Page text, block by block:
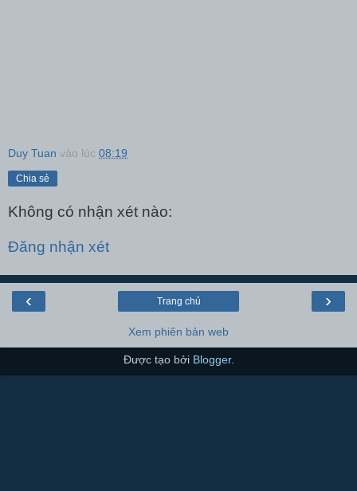
Duy Tuan vào lúc 08:19
Chia sẻ
Không có nhận xét nào:
Đăng nhận xét
‹ ›
Trang chủ
Xem phiên bản web
Được tạo bởi Blogger.